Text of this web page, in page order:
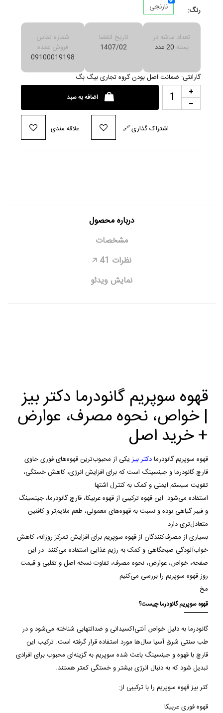
رنگ: نارنجی
تعداد ساشه در
بسته 20 عدد
تاریخ انقضا
1407/02
شماره تماس
فروش عمده
09100019198
گارانتی: ضمانت اصل بودن گروه تجاری بیگ بگ
اضافه به سبد
علاقه مندی 🔗اشتراک گذاری
درباره محصول
مشخصات
نظرات 41
🡥
نمایش ویدئو
قهوه سوپریم گانودرما دکتر بیز
| خواص، نحوه مصرف، عوارض
+ خرید اصل
قهوه سوپریم گانودرمادکتر بیز یکی از محبوب‌ترین قهوه‌های فوری حاوی
قارچ گانودرما و جینسینگ است که برای افزایش انرژی، کاهش خستگی،
تقویت سیستم ایمنی و کمک به کنترل اشتها
استفاده می‌شود. این قهوه ترکیبی از قهوه عربیکا، قارچ گانودرما، جینسینگ
و فیبر گیاهی بوده و نسبت به قهوه‌های معمولی، طعم ملایم‌تر و کافئین
متعادل‌تری دارد.
بسیاری از مصرف‌کنندگان از قهوه سوپریم برای افزایش تمرکز روزانه، کاهش
خواب‌آلودگی صبحگاهی و کمک به رژیم غذایی استفاده می‌کنند. در این
صفحه، خواص، عوارض، نحوه مصرف، تفاوت نسخه اصل و تقلبی و قیمت
روز قهوه سوپریم را بررسی می‌کنیم
مخ
قهوه سوپریم گانودرما چیست؟
گانودرما به دلیل خواص آنتی‌اکسیدانی و ضدالتهابی شناخته می‌شود و در
طب سنتی شرق آسیا سال‌ها مورد استفاده قرار گرفته است. ترکیب این
قارچ با قهوه و جینسینگ باعث شده سوپریم به گزینه‌ای محبوب برای افرادی
تبدیل شود که به دنبال انرژی بیشتر و خستگی کمتر هستند.
کتر بیز قهوه سوپریم را با ترکیبی از:
قهوه فوری عربیکا